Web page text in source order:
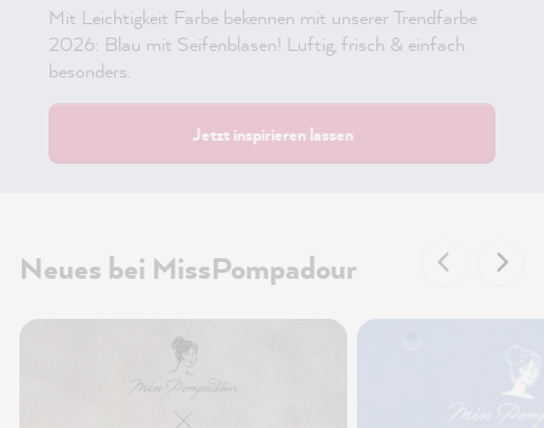
Mit Leichtigkeit Farbe bekennen mit unserer Trendfarbe
2026: Blau mit Seifenblasen! Luftig, frisch & einfach
besonders.
Jetzt inspirieren lassen
Neues bei MissPompadour